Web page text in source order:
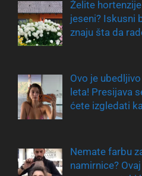
Želite
jeseni? Iskusni
znaju šta da
Ovo je
leta! Presijava
ćete izgledati
Nemate farbu
namirnice?